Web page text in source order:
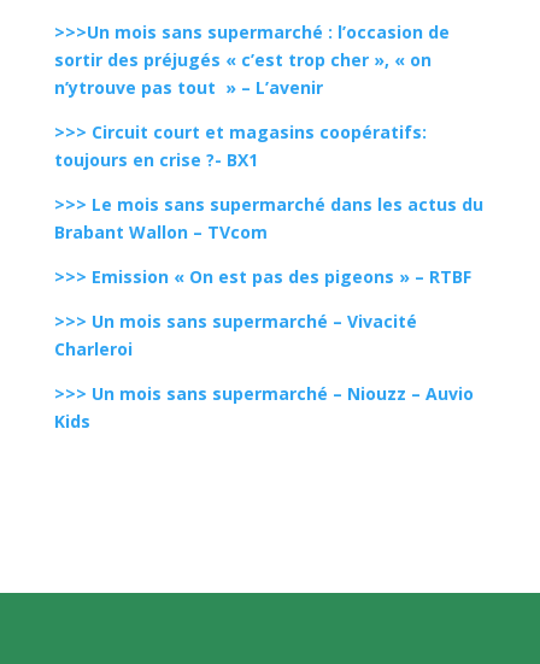
>>>Un mois sans supermarché : l’occasion de
sortir des préjugés « c’est trop cher », « on
n’ytrouve pas tout » – L’avenir
>>> Circuit court et magasins coopératifs:
toujours en crise ?- BX1
>>> Le mois sans supermarché dans les actus du
Brabant Wallon – TVcom
>>> Emission « On est pas des pigeons » – RTBF
>>> Un mois sans supermarché – Vivacité
Charleroi
>>> Un mois sans supermarché – Niouzz – Auvio
Kids